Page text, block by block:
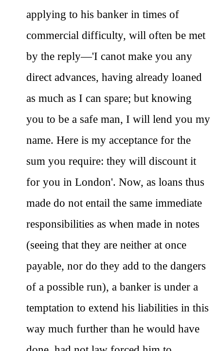
applying to his banker in times of
commercial difficulty, will often be met
by the reply—'I canot make you any
direct advances, having already loaned
as much as I can spare; but knowing
you to be a safe man, I will lend you my
name. Here is my acceptance for the
sum you require: they will discount it
for you in London'. Now, as loans thus
made do not entail the same immediate
responsibilities as when made in notes
(seeing that they are neither at once
payable, nor do they add to the dangers
of a possible run), a banker is under a
temptation to extend his liabilities in this
way much further than he would have